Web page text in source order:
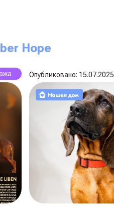
Hope
Опубликовано: 15.07.2025